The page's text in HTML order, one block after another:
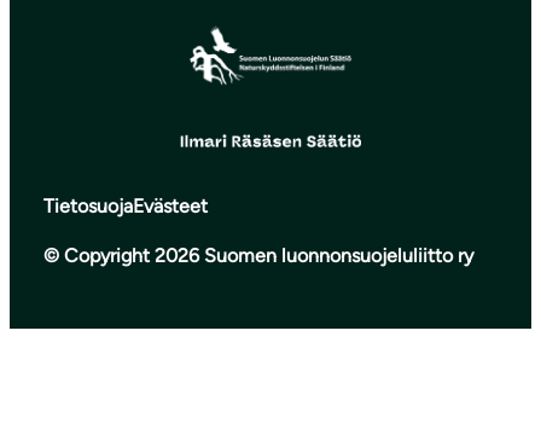
TietosuojaEvästeet
© Copyright 2026 Suomen luonnonsuojeluliitto ry